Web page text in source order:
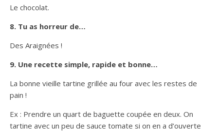
Le chocolat.
8. Tu as horreur de…
Des Araignées !
9. Une recette simple, rapide et bonne…
La bonne vieille tartine grillée au four avec les restes de
pain !
Ex : Prendre un quart de baguette coupée en deux. On
tartine avec un peu de sauce tomate si on en a d’ouverte